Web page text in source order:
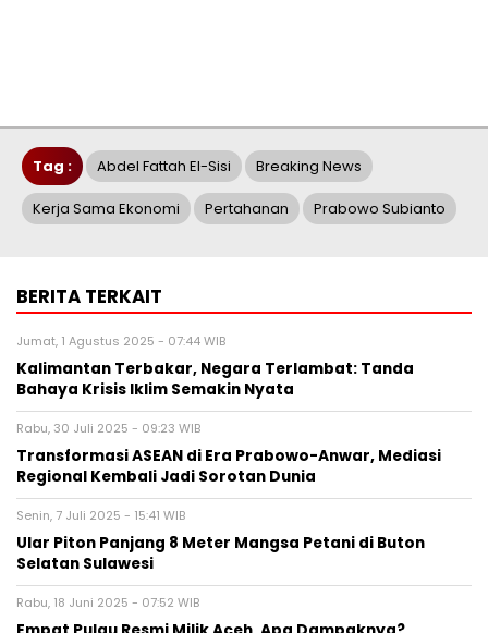
Tag : Abdel Fattah El-Sisi Breaking News
Kerja Sama Ekonomi Pertahanan Prabowo Subianto
BERITA TERKAIT
Jumat, 1 Agustus 2025 - 07:44 WIB
Kalimantan Terbakar, Negara Terlambat: Tanda
Bahaya Krisis Iklim Semakin Nyata
Rabu, 30 Juli 2025 - 09:23 WIB
Transformasi ASEAN di Era Prabowo-Anwar, Mediasi
Regional Kembali Jadi Sorotan Dunia
Senin, 7 Juli 2025 - 15:41 WIB
Ular Piton Panjang 8 Meter Mangsa Petani di Buton
Selatan Sulawesi
Rabu, 18 Juni 2025 - 07:52 WIB